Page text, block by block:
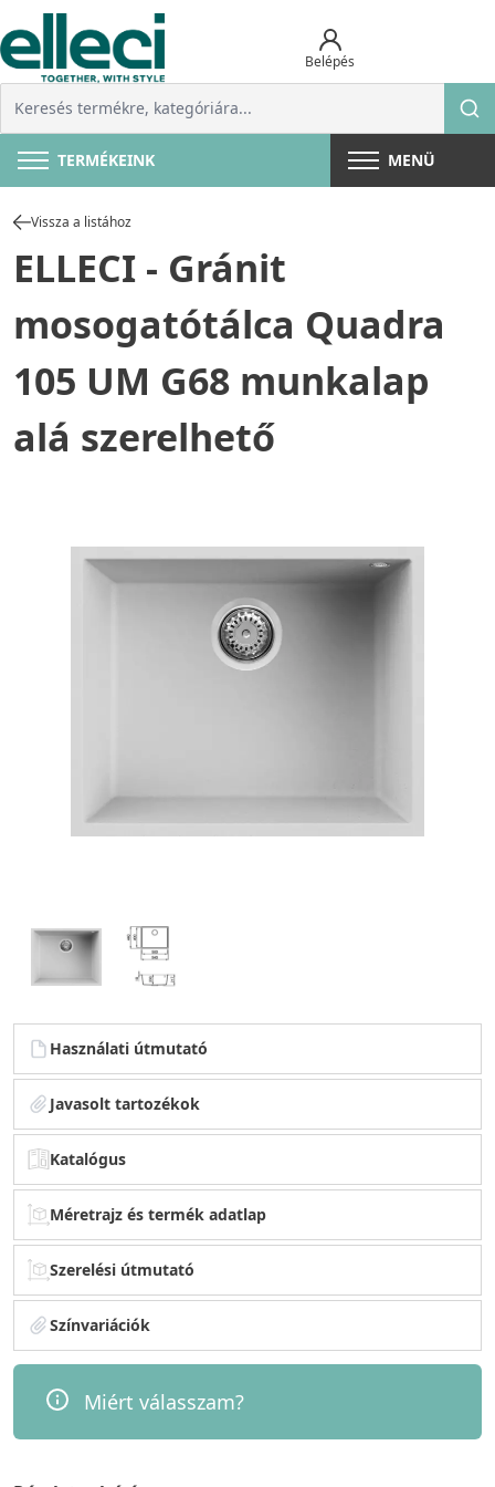
Belépés
TERMÉKEINK MENÜ
Vissza a listához
ELLECI - Gránit
mosogatótálca Quadra
105 UM G68 munkalap
alá szerelhető
Használati útmutató
Javasolt tartozékok
Katalógus
Méretrajz és termék adatlap
Szerelési útmutató
Színvariációk
Miért válasszam?